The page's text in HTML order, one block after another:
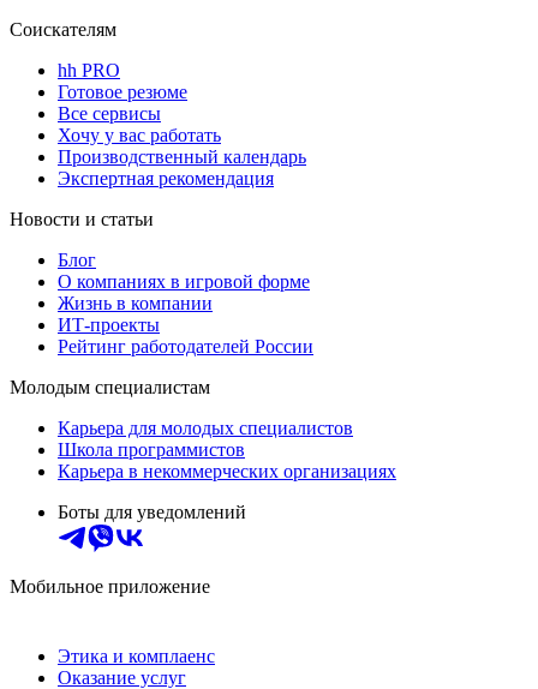
Соискателям
hh PRO
Готовое резюме
Все сервисы
Хочу у вас работать
Производственный календарь
Экспертная рекомендация
Новости и статьи
Блог
О компаниях в игровой форме
Жизнь в компании
ИТ-проекты
Рейтинг работодателей России
Молодым специалистам
Карьера для молодых специалистов
Школа программистов
Карьера в некоммерческих организациях
Боты для уведомлений
Мобильное приложение
Этика и комплаенс
Оказание услуг